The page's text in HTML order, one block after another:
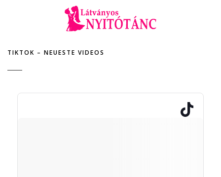
TIKTOK – NEUESTE VIDEOS